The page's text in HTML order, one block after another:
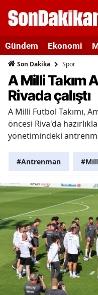
Gündem Ekonomi
Son Dakika Spor
A Milli Takım
Rivada çalıştı
A Milli Futbol Takımı,
öncesi Riva'da
yönetimindeki
#Antrenman